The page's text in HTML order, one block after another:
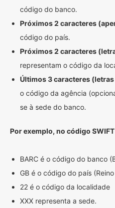
código do banco.
Próximos 2 caracteres
código do país.
Próximos 2 caracteres
representam o código da
Últimos 3 caracteres
o código da agência
se à sede do banco.
Por exemplo, no código
BARC é o código do banco
GB é o código do país
22 é o código da localidade
XXX representa a sede.